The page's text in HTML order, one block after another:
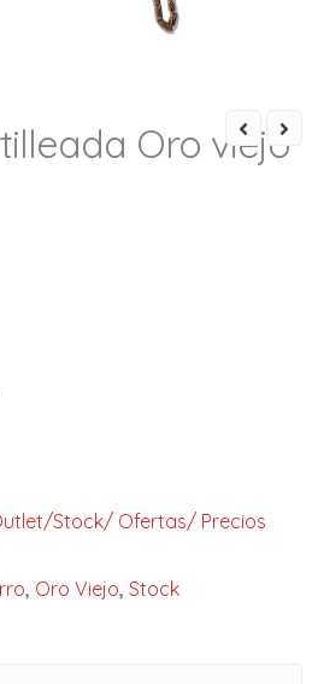
Oro viejo
Stock/ Ofertas/ Precios
, Oro Viejo, Stock